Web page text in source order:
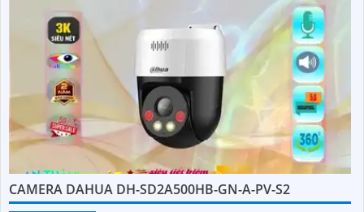
CAMERA DAHUA DH-SD2A500HB-GN-A-PV-S2